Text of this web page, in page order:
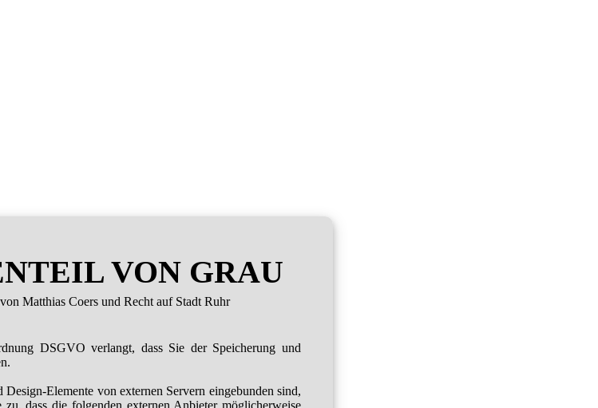
VON GRAU
Matthias Coers und Recht auf Stadt Ruhr
DSGVO verlangt, dass Sie der Speicherung und
Elemente von externen Servern eingebunden sind,
dass die folgenden externen Anbieter möglicherweise